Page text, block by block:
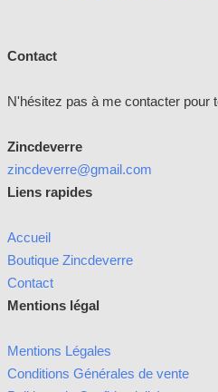
Contact
N'hésitez pas à me contacter pour
Zincdeverre
zincdeverre@gmail.com
Liens rapides
Accueil
Boutique Zincdeverre
Contact
Mentions légal
Mentions Légales
Conditions Générales de vente